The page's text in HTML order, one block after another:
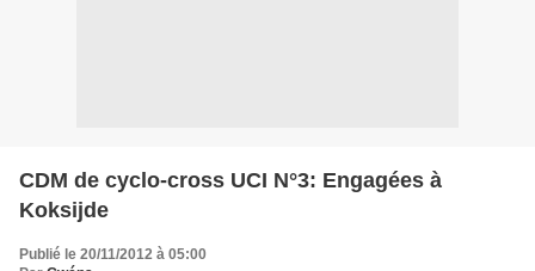
CDM de cyclo-cross UCI N°3: Engagées à
Koksijde
Publié le 20/11/2012 à 05:00